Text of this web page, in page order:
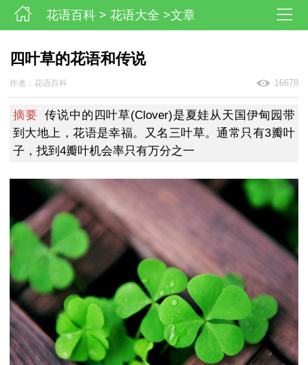
花语百科 >花语大全 >文章
四叶草的花语和传说
作者：花语百科 16678
摘要
传说中的四叶草(Clover)是夏娃从天国伊甸园带
到大地上，花语是幸福。又名三叶草。通常只有3瓣叶
子，找到4瓣叶机会率只有万分之一